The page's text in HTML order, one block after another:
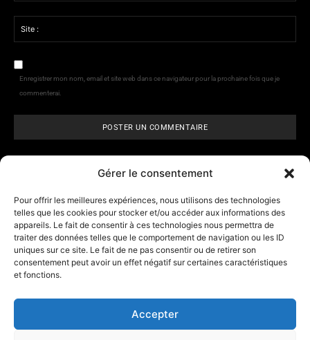
Gérer le consentement
Pour offrir les meilleures expériences, nous utilisons des technologies
telles que les cookies pour stocker et/ou accéder aux informations des
appareils. Le fait de consentir à ces technologies nous permettra de
traiter des données telles que le comportement de navigation ou les ID
uniques sur ce site. Le fait de ne pas consentir ou de retirer son
consentement peut avoir un effet négatif sur certaines caractéristiques
et fonctions.
Accepter
:
Enregistrer mon nom, email et site web dans ce navigateur pour la prochaine fois que je
commenterai.
ARCANE VISIONS- Tarologie,
numérologie et
horoscope
Mentions légales